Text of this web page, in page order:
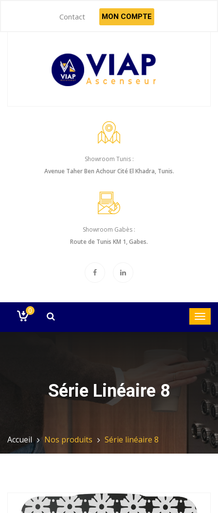
Contact MON COMPTE
Showroom Tunis :
Avenue Taher Ben Achour Cité El Khadra, Tunis.
Showroom Gabès :
Route de Tunis KM 1, Gabes.
0
Série Linéaire 8
Accueil Nos produits Série linéaire 8